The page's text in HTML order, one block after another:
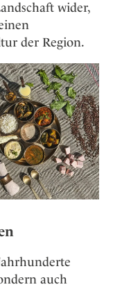
wider,
der Region.
auch